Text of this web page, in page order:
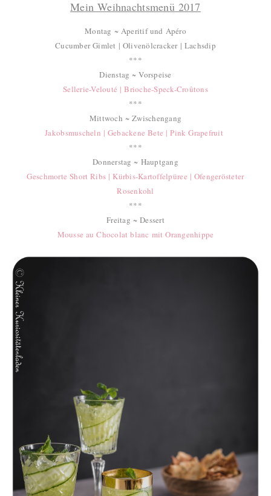
Mein Weihnachtsmenü 2017
Montag ~ Aperitif und Apéro
Cucumber Gimlet | Olivenölcracker | Lachsdip
***
Dienstag ~ Vorspeise
Sellerie-Velouté | Brioche-Speck-Croûtons
***
Mittwoch ~ Zwischengang
Jakobsmuscheln | Gebackene Bete | Pink Grapefruit
***
Donnerstag ~ Hauptgang
Geschmorte Short Ribs | Kürbis-Kartoffelpüree | Ofengerösteter
Rosenkohl
***
Freitag ~ Dessert
Mousse au Chocolat blanc mit Orangenhippe